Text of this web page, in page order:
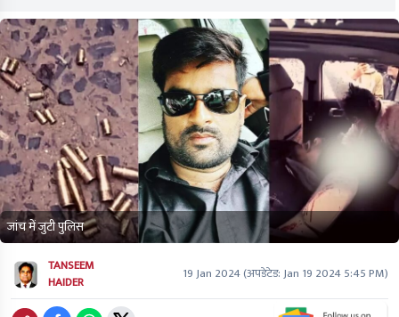
जांच में जुटी पुलिस
TANSEEM
HAIDER
19 Jan 2024(अपडेटेड:Jan 19 2024 5:45 PM)